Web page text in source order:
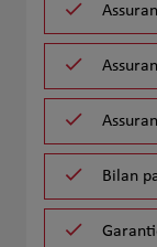
Bilan